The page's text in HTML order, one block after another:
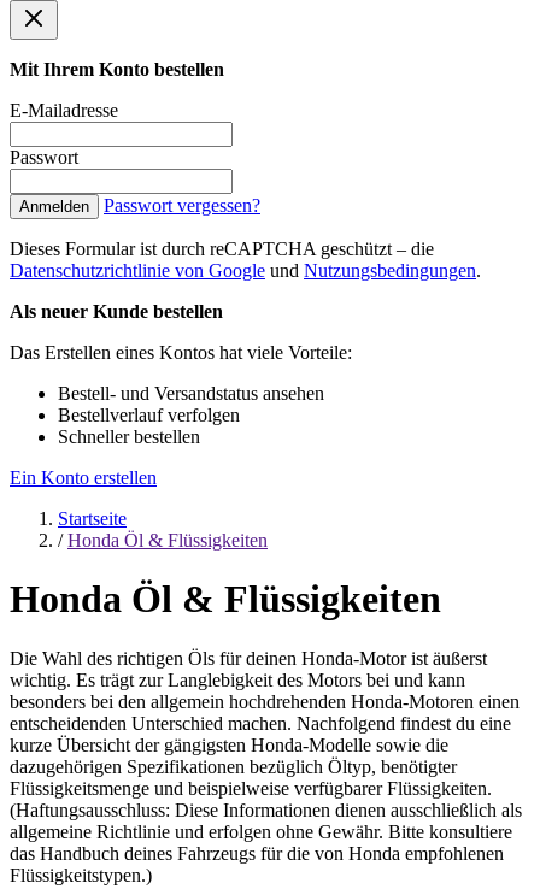
Mit Ihrem Konto bestellen
E-Mailadresse
Passwort
Anmelden Passwort vergessen?
Dieses Formular ist durch reCAPTCHA geschützt – die
Datenschutzrichtlinie von Google und Nutzungsbedingungen.
Als neuer Kunde bestellen
Das Erstellen eines Kontos hat viele Vorteile:
Bestell- und Versandstatus ansehen
Bestellverlauf verfolgen
Schneller bestellen
Ein Konto erstellen
Startseite
/ Honda Öl & Flüssigkeiten
Honda Öl & Flüssigkeiten
Die Wahl des richtigen Öls für deinen Honda-Motor ist äußerst
wichtig. Es trägt zur Langlebigkeit des Motors bei und kann
besonders bei den allgemein hochdrehenden Honda-Motoren einen
entscheidenden Unterschied machen. Nachfolgend findest du eine
kurze Übersicht der gängigsten Honda-Modelle sowie die
dazugehörigen Spezifikationen bezüglich Öltyp, benötigter
Flüssigkeitsmenge und beispielweise verfügbarer Flüssigkeiten.
(Haftungsausschluss: Diese Informationen dienen ausschließlich als
allgemeine Richtlinie und erfolgen ohne Gewähr. Bitte konsultiere
das Handbuch deines Fahrzeugs für die von Honda empfohlenen
Flüssigkeitstypen.)